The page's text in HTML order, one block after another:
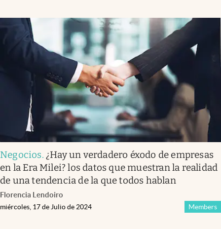
Negocios. ¿Hay un verdadero éxodo de empresas
en la Era Milei? los datos que muestran la realidad
de una tendencia de la que todos hablan
Florencia Lendoiro
Members
miércoles, 17 de Julio de 2024